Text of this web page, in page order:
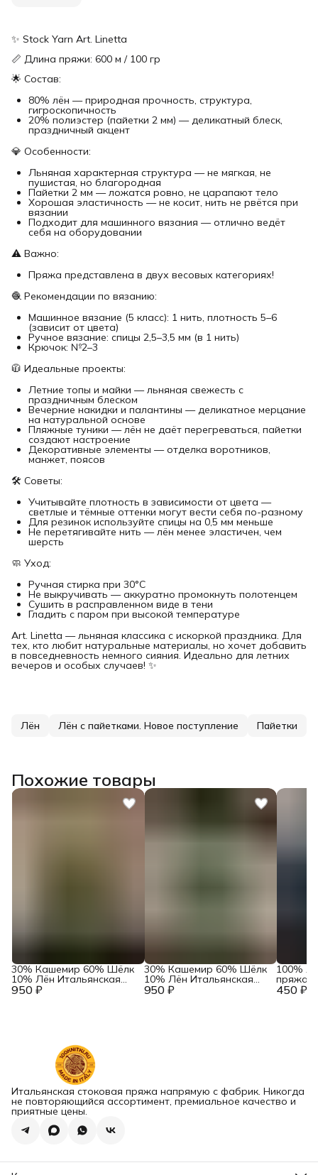
✨ Stock Yarn Art. Linetta
📏 Длина пряжи: 600 м / 100 гр
🌟 Состав:
80% лён — природная прочность, структура,
гигроскопичность
20% полиэстер (пайетки 2 мм) — деликатный блеск,
праздничный акцент
💎 Особенности:
Льняная характерная структура — не мягкая, не
пушистая, но благородная
Пайетки 2 мм — ложатся ровно, не царапают тело
Хорошая эластичность — не косит, нить не рвётся при
вязании
Подходит для машинного вязания — отлично ведёт
себя на оборудовании
⚠️ Важно:
Пряжа представлена в двух весовых категориях!
🧶 Рекомендации по вязанию:
Машинное вязание (5 класс): 1 нить, плотность 5–6
(зависит от цвета)
Ручное вязание: спицы 2,5–3,5 мм (в 1 нить)
Крючок: №2–3
🧥 Идеальные проекты:
Летние топы и майки — льняная свежесть с
праздничным блеском
Вечерние накидки и палантины — деликатное мерцание
на натуральной основе
Пляжные туники — лён не даёт перегреваться, пайетки
создают настроение
Декоративные элементы — отделка воротников,
манжет, поясов
🛠 Советы:
Учитывайте плотность в зависимости от цвета —
светлые и тёмные оттенки могут вести себя по-разному
Для резинок используйте спицы на 0,5 мм меньше
Не перетягивайте нить — лён менее эластичен, чем
шерсть
🧼 Уход:
Ручная стирка при 30°C
Не выкручивать — аккуратно промокнуть полотенцем
Сушить в расправленном виде в тени
Гладить с паром при высокой температуре
Art. Linetta — льняная классика с искоркой праздника. Для
тех, кто любит натуральные материалы, но хочет добавить
в повседневность немного сияния. Идеально для летних
вечеров и особых случаев! ✨
Лён Лён с пайетками. Новое поступление Пайетки
Похожие товары
950 ₽
30% Кашемир 60% Шёлк
10% Лён Итальянская
пряжа в бобинах Zegna 950 ₽
30% Кашемир 60% Шёлк
10% Лён Итальянская
пряжа в бобинах Zegna 450 ₽
100%
пряжа
Итальянская стоковая пряжа напрямую с фабрик. Никогда
не повторяющийся ассортимент, премиальное качество и
приятные цены.